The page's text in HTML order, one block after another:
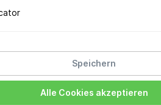
Speichern
Alle Cookies akzeptieren